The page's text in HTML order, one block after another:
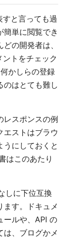
と言っても過
簡単に閲覧でき
の開発者は、
トをチェック
かしらの登録
のはとても難し
レスポンスの例
エストはブラウ
うにしておくと
はこのあたり
しに下位互換
ます。ドキュメ
ールや、API の
は、ブログかメ